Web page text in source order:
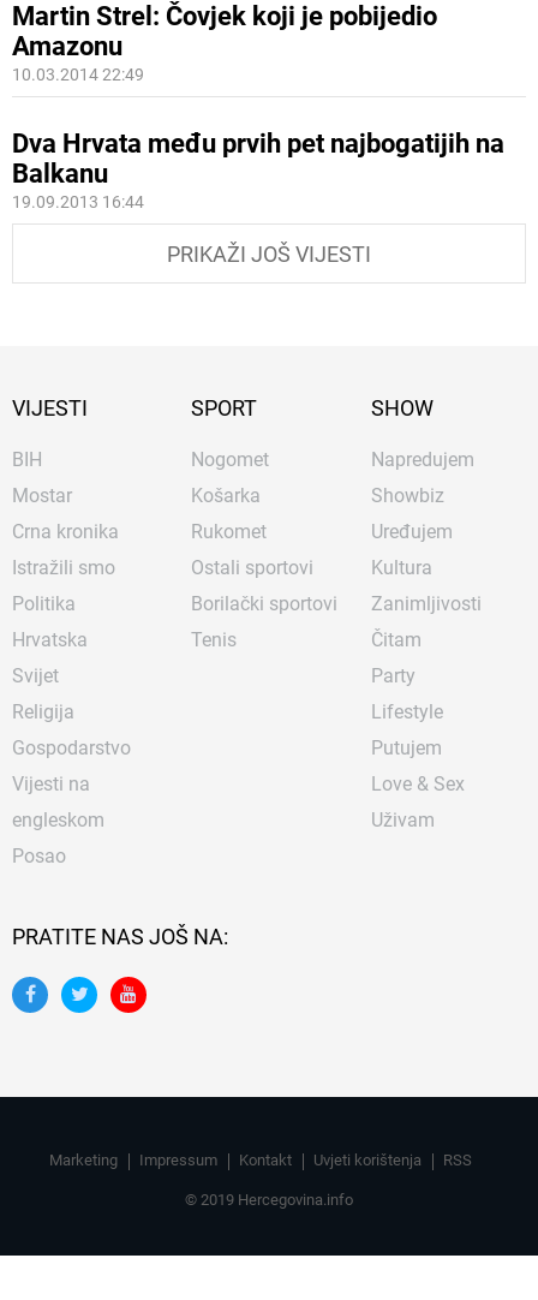
Martin Strel: Čovjek koji je pobijedio
Amazonu
10.03.2014 22:49
Dva Hrvata među prvih pet najbogatijih na
Balkanu
19.09.2013 16:44
PRIKAŽI JOŠ VIJESTI
VIJESTI
BIH
Mostar
Crna kronika
Istražili smo
Politika
Hrvatska
Svijet
Religija
Gospodarstvo
Vijesti na
engleskom
Posao
SPORT
Nogomet
Košarka
Rukomet
Ostali sportovi
Borilački sportovi
Tenis
SHOW
Napredujem
Showbiz
Uređujem
Kultura
Zanimljivosti
Čitam
Party
Lifestyle
Putujem
Love & Sex
Uživam
PRATITE NAS JOŠ NA:
Marketing Impressum Kontakt Uvjeti korištenja RSS
© 2019 Hercegovina.info